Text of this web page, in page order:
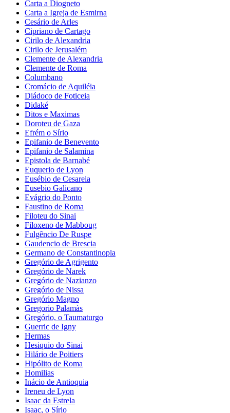
Carta a Diogneto
Carta a Igreja de Esmirna
Cesário de Arles
Cipriano de Cartago
Cirilo de Alexandria
Cirilo de Jerusalém
Clemente de Alexandria
Clemente de Roma
Columbano
Cromácio de Aquiléia
Diádoco de Foticeia
Didaké
Ditos e Maximas
Doroteu de Gaza
Efrém o Sírio
Epifanio de Benevento
Epifanio de Salamina
Epistola de Barnabé
Euquerio de Lyon
Eusébio de Cesareia
Eusebio Galicano
Evágrio do Ponto
Faustino de Roma
Filoteu do Sinai
Filoxeno de Mabboug
Fulgêncio De Ruspe
Gaudencio de Brescia
Germano de Constantinopla
Gregório de Agrigento
Gregório de Narek
Gregório de Nazianzo
Gregório de Nissa
Gregório Magno
Gregorio Palamàs
Gregório, o Taumaturgo
Guerric de Igny
Hermas
Hesiquio do Sinai
Hilário de Poitiers
Hipólito de Roma
Homilias
Inácio de Antioquia
Ireneu de Lyon
Isaac da Estrela
Isaac, o Sírio